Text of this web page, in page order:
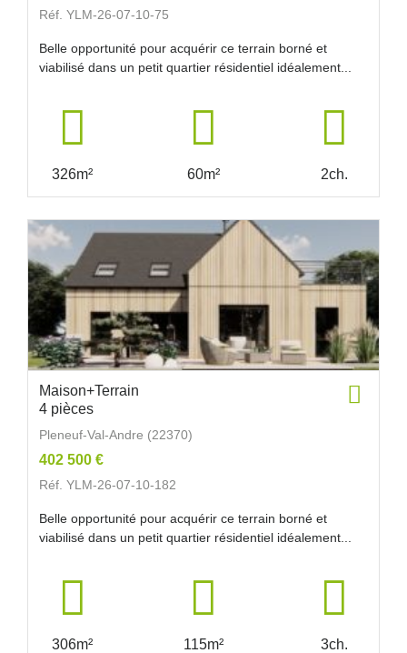
Réf. YLM-26-07-10-75
Belle opportunité pour acquérir ce terrain borné et
viabilisé dans un petit quartier résidentiel idéalement...
326m² 60m² 2ch.
Maison+Terrain
4 pièces
Pleneuf-Val-Andre (22370)
402 500 €
Réf. YLM-26-07-10-182
Belle opportunité pour acquérir ce terrain borné et
viabilisé dans un petit quartier résidentiel idéalement...
306m² 115m² 3ch.